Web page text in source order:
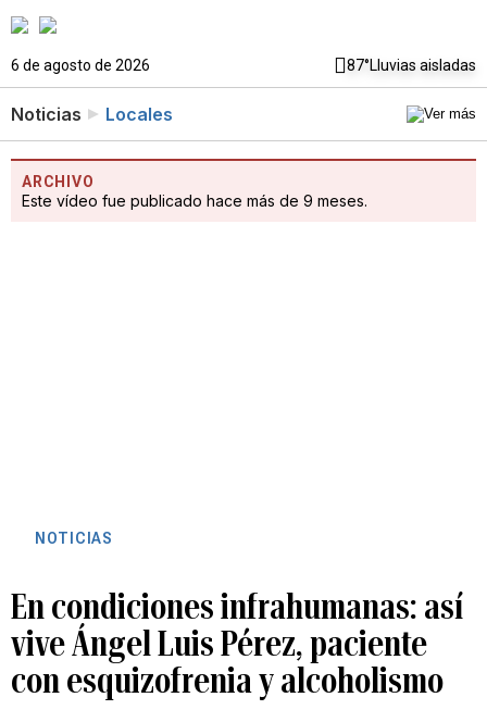
6 de agosto de 2026 87°Lluvias aisladas
Noticias Locales
ARCHIVO
Este vídeo fue publicado hace más de 9 meses.
NOTICIAS
En condiciones infrahumanas: así
vive Ángel Luis Pérez, paciente
con esquizofrenia y alcoholismo